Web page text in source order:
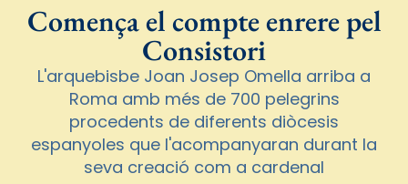
Comença el compte enrere pel
Consistori
L'arquebisbe Joan Josep Omella arriba a
Roma amb més de 700 pelegrins
procedents de diferents diòcesis
espanyoles que l'acompanyaran durant la
seva creació com a cardenal